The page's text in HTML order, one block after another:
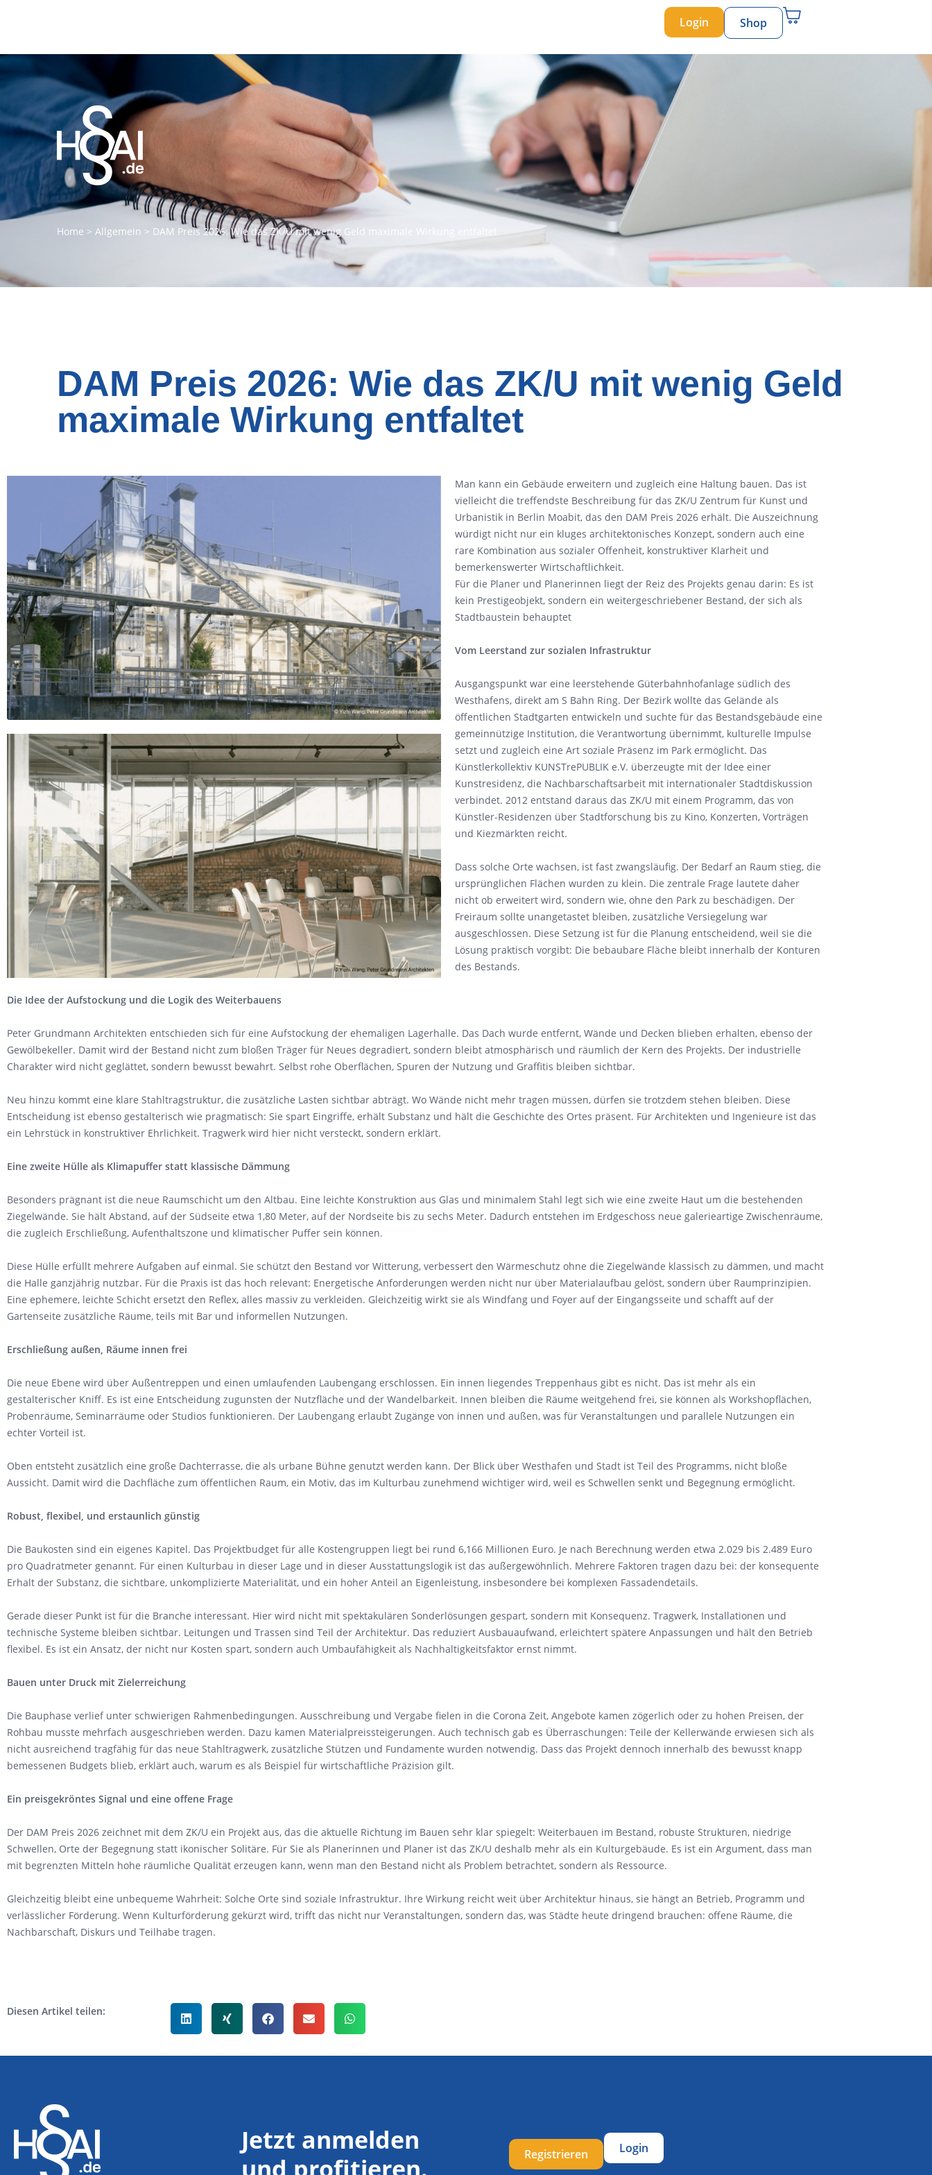
Login Shop
Home > Allgemein > DAM Preis 2026: Wie das ZK/U mit wenig Geld maximale Wirkung entfaltet
DAM Preis 2026: Wie das ZK/U mit wenig Geld
maximale Wirkung entfaltet
Man kann ein Gebäude erweitern und zugleich eine Haltung bauen. Das ist
vielleicht die treffendste Beschreibung für das ZK/U Zentrum für Kunst und
Urbanistik in Berlin Moabit, das den DAM Preis 2026 erhält. Die Auszeichnung
würdigt nicht nur ein kluges architektonisches Konzept, sondern auch eine
rare Kombination aus sozialer Offenheit, konstruktiver Klarheit und
bemerkenswerter Wirtschaftlichkeit.
Für die Planer und Planerinnen liegt der Reiz des Projekts genau darin: Es ist
kein Prestigeobjekt, sondern ein weitergeschriebener Bestand, der sich als
Stadtbaustein behauptet
Vom Leerstand zur sozialen Infrastruktur
Ausgangspunkt war eine leerstehende Güterbahnhofanlage südlich des
Westhafens, direkt am S Bahn Ring. Der Bezirk wollte das Gelände als
öffentlichen Stadtgarten entwickeln und suchte für das Bestandsgebäude eine
gemeinnützige Institution, die Verantwortung übernimmt, kulturelle Impulse
setzt und zugleich eine Art soziale Präsenz im Park ermöglicht. Das
Künstlerkollektiv KUNSTrePUBLIK e.V. überzeugte mit der Idee einer
Kunstresidenz, die Nachbarschaftsarbeit mit internationaler Stadtdiskussion
verbindet. 2012 entstand daraus das ZK/U mit einem Programm, das von
Künstler-Residenzen über Stadtforschung bis zu Kino, Konzerten, Vorträgen
und Kiezmärkten reicht.
Dass solche Orte wachsen, ist fast zwangsläufig. Der Bedarf an Raum stieg, die
ursprünglichen Flächen wurden zu klein. Die zentrale Frage lautete daher
nicht ob erweitert wird, sondern wie, ohne den Park zu beschädigen. Der
Freiraum sollte unangetastet bleiben, zusätzliche Versiegelung war
ausgeschlossen. Diese Setzung ist für die Planung entscheidend, weil sie die
Lösung praktisch vorgibt: Die bebaubare Fläche bleibt innerhalb der Konturen
des Bestands.
Die Idee der Aufstockung und die Logik des Weiterbauens
Peter Grundmann Architekten entschieden sich für eine Aufstockung der ehemaligen Lagerhalle. Das Dach wurde entfernt, Wände und Decken blieben erhalten, ebenso der
Gewölbekeller. Damit wird der Bestand nicht zum bloßen Träger für Neues degradiert, sondern bleibt atmosphärisch und räumlich der Kern des Projekts. Der industrielle
Charakter wird nicht geglättet, sondern bewusst bewahrt. Selbst rohe Oberflächen, Spuren der Nutzung und Graffitis bleiben sichtbar.
Neu hinzu kommt eine klare Stahltragstruktur, die zusätzliche Lasten sichtbar abträgt. Wo Wände nicht mehr tragen müssen, dürfen sie trotzdem stehen bleiben. Diese
Entscheidung ist ebenso gestalterisch wie pragmatisch: Sie spart Eingriffe, erhält Substanz und hält die Geschichte des Ortes präsent. Für Architekten und Ingenieure ist das
ein Lehrstück in konstruktiver Ehrlichkeit. Tragwerk wird hier nicht versteckt, sondern erklärt.
Eine zweite Hülle als Klimapuffer statt klassische Dämmung
Besonders prägnant ist die neue Raumschicht um den Altbau. Eine leichte Konstruktion aus Glas und minimalem Stahl legt sich wie eine zweite Haut um die bestehenden
Ziegelwände. Sie hält Abstand, auf der Südseite etwa 1,80 Meter, auf der Nordseite bis zu sechs Meter. Dadurch entstehen im Erdgeschoss neue galerieartige Zwischenräume,
die zugleich Erschließung, Aufenthaltszone und klimatischer Puffer sein können.
Diese Hülle erfüllt mehrere Aufgaben auf einmal. Sie schützt den Bestand vor Witterung, verbessert den Wärmeschutz ohne die Ziegelwände klassisch zu dämmen, und macht
die Halle ganzjährig nutzbar. Für die Praxis ist das hoch relevant: Energetische Anforderungen werden nicht nur über Materialaufbau gelöst, sondern über Raumprinzipien.
Eine ephemere, leichte Schicht ersetzt den Reflex, alles massiv zu verkleiden. Gleichzeitig wirkt sie als Windfang und Foyer auf der Eingangsseite und schafft auf der
Gartenseite zusätzliche Räume, teils mit Bar und informellen Nutzungen.
Erschließung außen, Räume innen frei
Die neue Ebene wird über Außentreppen und einen umlaufenden Laubengang erschlossen. Ein innen liegendes Treppenhaus gibt es nicht. Das ist mehr als ein
gestalterischer Kniff. Es ist eine Entscheidung zugunsten der Nutzfläche und der Wandelbarkeit. Innen bleiben die Räume weitgehend frei, sie können als Workshopflächen,
Probenräume, Seminarräume oder Studios funktionieren. Der Laubengang erlaubt Zugänge von innen und außen, was für Veranstaltungen und parallele Nutzungen ein
echter Vorteil ist.
Oben entsteht zusätzlich eine große Dachterrasse, die als urbane Bühne genutzt werden kann. Der Blick über Westhafen und Stadt ist Teil des Programms, nicht bloße
Aussicht. Damit wird die Dachfläche zum öffentlichen Raum, ein Motiv, das im Kulturbau zunehmend wichtiger wird, weil es Schwellen senkt und Begegnung ermöglicht.
Robust, flexibel, und erstaunlich günstig
Die Baukosten sind ein eigenes Kapitel. Das Projektbudget für alle Kostengruppen liegt bei rund 6,166 Millionen Euro. Je nach Berechnung werden etwa 2.029 bis 2.489 Euro
pro Quadratmeter genannt. Für einen Kulturbau in dieser Lage und in dieser Ausstattungslogik ist das außergewöhnlich. Mehrere Faktoren tragen dazu bei: der konsequente
Erhalt der Substanz, die sichtbare, unkomplizierte Materialität, und ein hoher Anteil an Eigenleistung, insbesondere bei komplexen Fassadendetails.
Gerade dieser Punkt ist für die Branche interessant. Hier wird nicht mit spektakulären Sonderlösungen gespart, sondern mit Konsequenz. Tragwerk, Installationen und
technische Systeme bleiben sichtbar. Leitungen und Trassen sind Teil der Architektur. Das reduziert Ausbauaufwand, erleichtert spätere Anpassungen und hält den Betrieb
flexibel. Es ist ein Ansatz, der nicht nur Kosten spart, sondern auch Umbaufähigkeit als Nachhaltigkeitsfaktor ernst nimmt.
Bauen unter Druck mit Zielerreichung
Die Bauphase verlief unter schwierigen Rahmenbedingungen. Ausschreibung und Vergabe fielen in die Corona Zeit, Angebote kamen zögerlich oder zu hohen Preisen, der
Rohbau musste mehrfach ausgeschrieben werden. Dazu kamen Materialpreissteigerungen. Auch technisch gab es Überraschungen: Teile der Kellerwände erwiesen sich als
nicht ausreichend tragfähig für das neue Stahltragwerk, zusätzliche Stützen und Fundamente wurden notwendig. Dass das Projekt dennoch innerhalb des bewusst knapp
bemessenen Budgets blieb, erklärt auch, warum es als Beispiel für wirtschaftliche Präzision gilt.
Ein preisgekröntes Signal und eine offene Frage
Der DAM Preis 2026 zeichnet mit dem ZK/U ein Projekt aus, das die aktuelle Richtung im Bauen sehr klar spiegelt: Weiterbauen im Bestand, robuste Strukturen, niedrige
Schwellen, Orte der Begegnung statt ikonischer Solitäre. Für Sie als Planerinnen und Planer ist das ZK/U deshalb mehr als ein Kulturgebäude. Es ist ein Argument, dass man
mit begrenzten Mitteln hohe räumliche Qualität erzeugen kann, wenn man den Bestand nicht als Problem betrachtet, sondern als Ressource.
Gleichzeitig bleibt eine unbequeme Wahrheit: Solche Orte sind soziale Infrastruktur. Ihre Wirkung reicht weit über Architektur hinaus, sie hängt an Betrieb, Programm und
verlässlicher Förderung. Wenn Kulturförderung gekürzt wird, trifft das nicht nur Veranstaltungen, sondern das, was Städte heute dringend brauchen: offene Räume, die
Nachbarschaft, Diskurs und Teilhabe tragen.
Diesen Artikel teilen:
Jetzt anmelden
Registrieren Login